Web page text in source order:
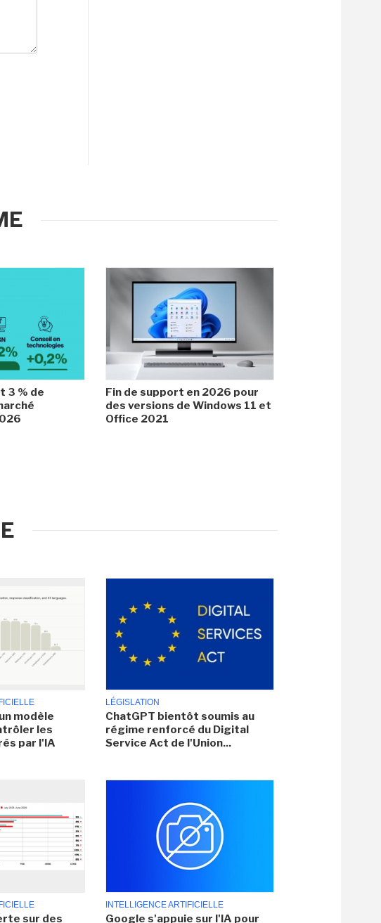
3 % de
Fin de support en 2026 pour
des versions de Windows 11 et
Office 2021
modèle
les
par l'IA
LÉGISLATION
ChatGPT bientôt soumis au
régime renforcé du Digital
Service Act de l'Union...
sur des
INTELLIGENCE ARTIFICIELLE
Google s'appuie sur l'IA pour